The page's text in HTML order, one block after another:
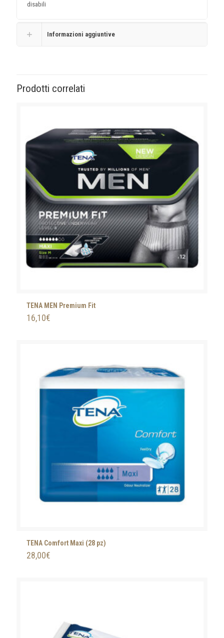
disabili
Informazioni aggiuntive
Prodotti correlati
TENA MEN Premium Fit
16,10€
TENA Comfort Maxi (28 pz)
28,00€